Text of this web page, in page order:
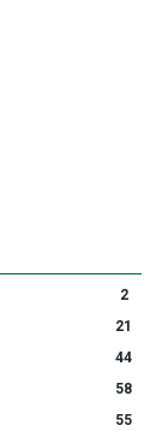
2
21
44
58
55